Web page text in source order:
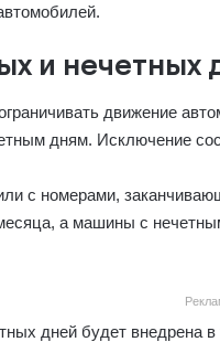
и нечетных
движение
дням. Исключение
с номерами,
а машины с
дней будет внедрена в